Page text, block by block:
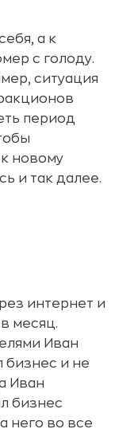
а к
с голоду.
ситуация
период
новому
и так далее.
интернет и
месяц.
Иван
бизнес и не
Иван
бизнес
него во все